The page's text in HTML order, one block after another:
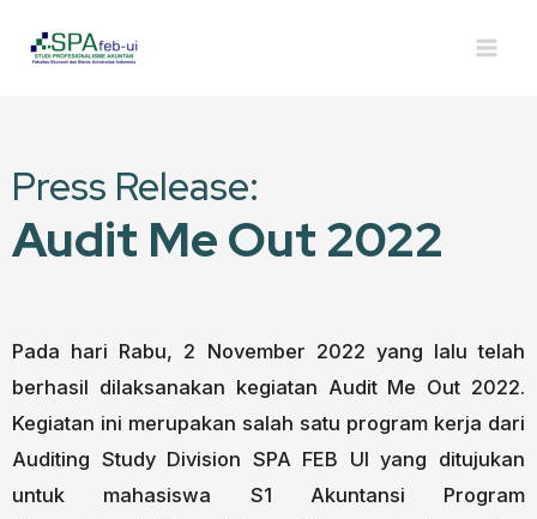
Press Release:
Audit Me Out 2022
Pada hari Rabu, 2 November 2022 yang lalu telah
berhasil dilaksanakan kegiatan Audit Me Out 2022.
Kegiatan ini merupakan salah satu program kerja dari
Auditing Study Division SPA FEB UI yang ditujukan
untuk mahasiswa S1 Akuntansi Program